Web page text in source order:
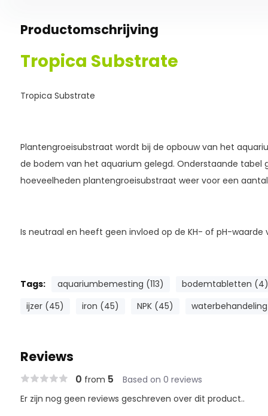
Productomschrijving
Tropica Substrate
Tropica Substrate
Plantengroeisubstraat wordt bij de opbouw van het
de bodem van het aquarium gelegd. Onderstaande tabel
hoeveelheden plantengroeisubstraat weer voor een
Is neutraal en heeft geen invloed op de KH- of pH-waarde
Tags: aquariumbemesting (113) bodemtabletten (4)
ijzer (45)
iron (45) NPK (45)
Reviews
0 from 5 Based on 0 reviews
Er zijn nog geen reviews geschreven over dit product..